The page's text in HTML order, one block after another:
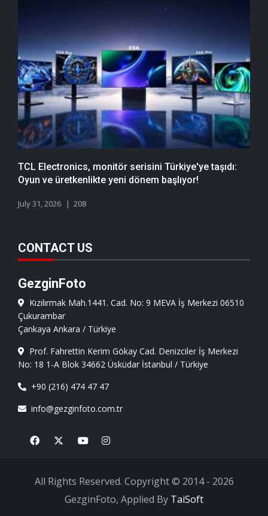
TCL Electronics, monitör serisini Türkiye'ye taşıdı:
Oyun ve üretkenlikte yeni dönem başlıyor!
July 31, 2026 208
CONTACT US
GezginFoto
Kızılırmak Mah.1441. Cad. No: 9 MEVA İş Merkezi 06510
Çukurambar
Çankaya Ankara / Türkiye
Prof. Fahrettin Kerim Gökay Cad. Denizciler İş Merkezi
No: 18 1-A Blok 34662 Üsküdar İstanbul / Türkiye
+90 (216) 474 47 47
info@gezginfoto.com.tr
All Rights Reserved. Copyright © 2014 - 2026
GezginFoto, Applied By TaiSoft